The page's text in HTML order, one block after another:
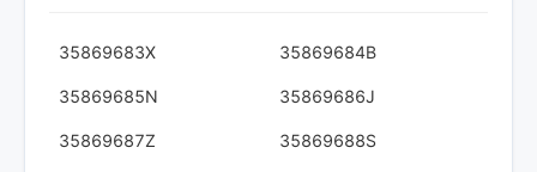
35869683X 35869684B
35869685N 35869686J
35869687Z 35869688S